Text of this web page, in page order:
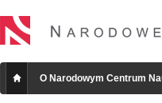
O Narodowym Centrum